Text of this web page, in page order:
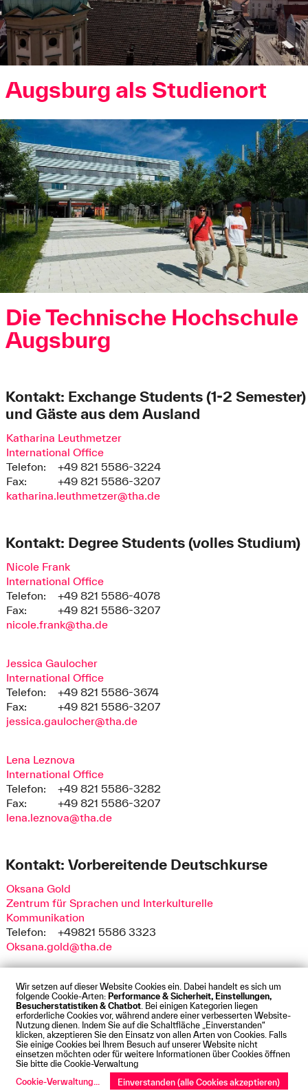
Wir setzen auf dieser Website Cookies ein. Dabei handelt es sich um
folgende Cookie-Arten: Performance & Sicherheit, Einstellungen,
Besucherstatistiken & Chatbot . Bei einigen Kategorien liegen
erforderliche Cookies vor, während andere einer verbesserten Website-
Nutzung dienen. Indem Sie auf die Schaltfläche „Einverstanden“
klicken, akzeptieren Sie den Einsatz von allen Arten von Cookies. Falls
Sie einige Cookies bei Ihrem Besuch auf unserer Website nicht
einsetzen möchten oder für weitere Informationen über Cookies öffnen
Sie bitte die Cookie-Verwaltung
Cookie-Verwaltung
Einverstanden (alle Cookies akzeptieren)
Augsburg als Studienort
Die Technische Hochschule
Augsburg
Kontakt: Exchange Students (1-2 Semester)
und Gäste aus dem Ausland
Katharina Leuthmetzer
International Office
Telefon:
+49 821 5586-3224
Fax:
+49 821 5586-3207
katharina.leuthmetzer@tha.de
Kontakt: Degree Students (volles Studium)
Nicole Frank
International Office
Telefon:
+49 821 5586-4078
Fax:
+49 821 5586-3207
nicole.frank@tha.de
Jessica Gaulocher
International Office
Telefon:
+49 821 5586-3674
Fax:
+49 821 5586-3207
jessica.gaulocher@tha.de
Lena Leznova
International Office
Telefon:
+49 821 5586-3282
Fax:
+49 821 5586-3207
lena.leznova@tha.de
Kontakt: Vorbereitende Deutschkurse
Oksana Gold
Zentrum für Sprachen und Interkulturelle
Kommunikation
Telefon:
+49821 5586 3323
Oksana.gold@tha.de
Impressum Datenschutz Cookies
Barrierefreiheit
Kontakt Presse Anfahrt Intranet Webmail
© Technische Hochschule Augsburg